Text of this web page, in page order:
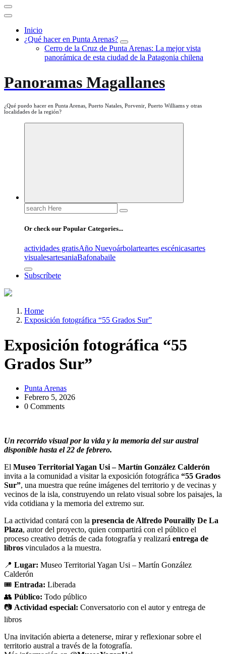
Inicio
¿Qué hacer en Punta Arenas?
Cerro de la Cruz de Punta Arenas: La mejor vista
panorámica de esta ciudad de la Patagonia chilena
Panoramas Magallanes
¿Qué puedo hacer en Punta Arenas, Puerto Natales, Porvenir, Puerto Williams y otras
localidades de la región?
Search
for:
Or check our Popular Categories...
actividades gratisAño Nuevoárbolarteartes escénicasartes
visualesartesaniaBafonabaile
Subscríbete
Home
Exposición fotográfica “55 Grados Sur”
Exposición fotográfica “55
Grados Sur”
Punta Arenas
Febrero 5, 2026
0 Comments
Un recorrido visual por la vida y la memoria del sur austral
disponible hasta el 22 de febrero.
El Museo Territorial Yagan Usi – Martín González Calderón
invita a la comunidad a visitar la exposición fotográfica “55 Grados
Sur”, una muestra que reúne imágenes del territorio y de vecinas y
vecinos de la isla, construyendo un relato visual sobre los paisajes, la
vida cotidiana y la memoria del extremo sur.
La actividad contará con la presencia de Alfredo Pourailly De La
Plaza, autor del proyecto, quien compartirá con el público el
proceso creativo detrás de cada fotografía y realizará entrega de
libros vinculados a la muestra.
📍 Lugar: Museo Territorial Yagan Usi – Martín González
Calderón
🎟️ Entrada: Liberada
👥 Público: Todo público
📷 Actividad especial: Conversatorio con el autor y entrega de
libros
Una invitación abierta a detenerse, mirar y reflexionar sobre el
territorio austral a través de la fotografía.